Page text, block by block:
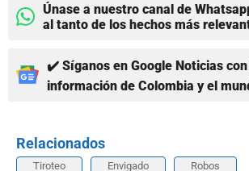
Únase a nuestro canal de
al tanto de los hechos más
✔️ Síganos en Google Noticias
información de Colombia y el
Relacionados
Tiroteo Envigado Robos